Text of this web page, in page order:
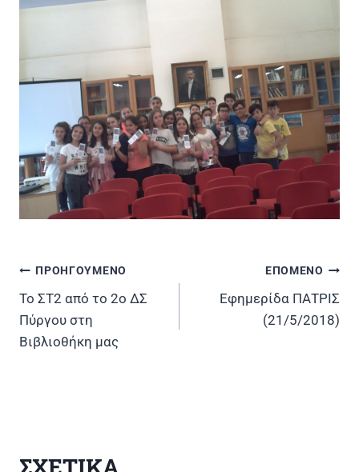
Πλοήγηση
άρθρων
ΠΡΟΗΓΟΥΜΕΝΟ
Το ΣΤ2 από το 2ο ΔΣ
Πύργου στη
Βιβλιοθήκη μας
ΕΠΟΜΕΝΟ
Εφημερίδα ΠΑΤΡΙΣ
(21/5/2018)